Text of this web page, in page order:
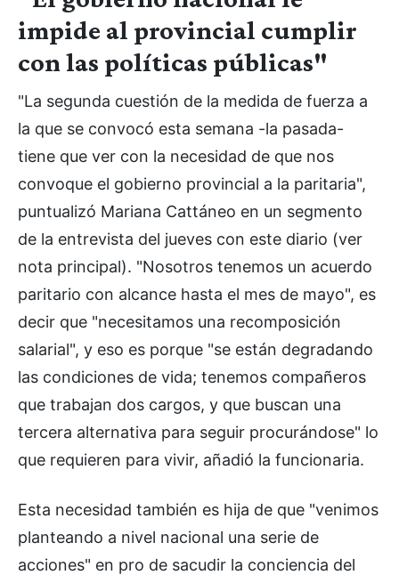
impide al provincial cumplir
con las políticas públicas"
"La segunda cuestión de la medida de fuerza a
la que se convocó esta semana -la pasada-
tiene que ver con la necesidad de que nos
convoque el gobierno provincial a la paritaria",
puntualizó Mariana Cattáneo en un segmento
de la entrevista del jueves con este diario (ver
nota principal). "Nosotros tenemos un acuerdo
paritario con alcance hasta el mes de mayo", es
decir que "necesitamos una recomposición
salarial", y eso es porque "se están degradando
las condiciones de vida; tenemos compañeros
que trabajan dos cargos, y que buscan una
tercera alternativa para seguir procurándose" lo
que requieren para vivir, añadió la funcionaria.
Esta necesidad también es hija de que "venimos
planteando a nivel nacional una serie de
acciones" en pro de sacudir la conciencia del